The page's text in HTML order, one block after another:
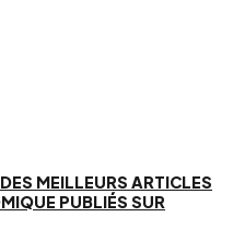
MEILLEURS ARTICLES
PUBLIÉS SUR